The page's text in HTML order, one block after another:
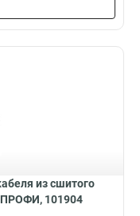
из сшитого
ПРОФИ, 101904